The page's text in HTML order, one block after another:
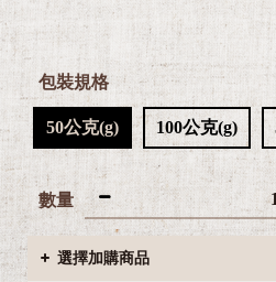
包裝規格
50公克(g) 100公克(g)
數量
選擇加購商品